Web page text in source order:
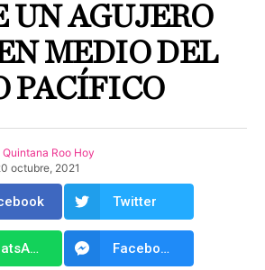
UN AGUJERO
MEDIO DEL
PACÍFICO
Roo Hoy
octubre, 2021
Twitter
WhatsApp Facebook Messenger